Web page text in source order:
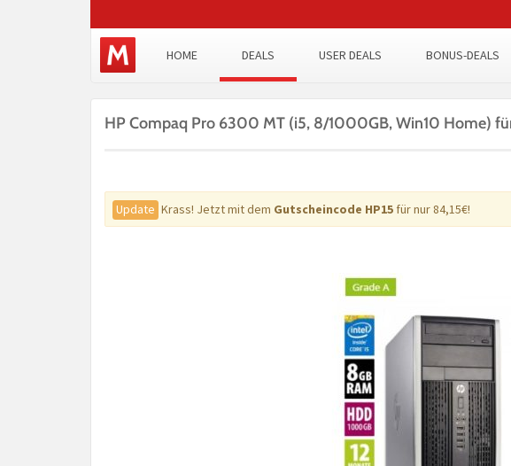
HOME DEALS USER DEALS BONUS-DEALS
HP Compaq Pro 6300 MT (i5, 8/1000GB, Win10 Home)
Update Krass! Jetzt mit dem Gutscheincode HP15 für nur 84,15€!